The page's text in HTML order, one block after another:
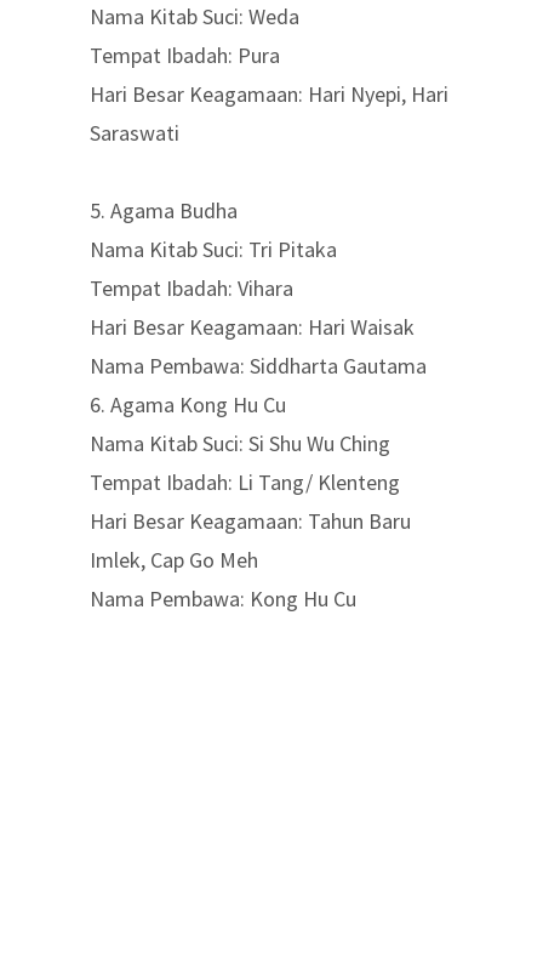
Nama Kitab Suci: Weda
Tempat Ibadah: Pura
Hari Besar Keagamaan: Hari Nyepi, Hari
Saraswati
5. Agama Budha
Nama Kitab Suci: Tri Pitaka
Tempat Ibadah: Vihara
Hari Besar Keagamaan: Hari Waisak
Nama Pembawa: Siddharta Gautama
6. Agama Kong Hu Cu
Nama Kitab Suci: Si Shu Wu Ching
Tempat Ibadah: Li Tang/ Klenteng
Hari Besar Keagamaan: Tahun Baru
Imlek, Cap Go Meh
Nama Pembawa: Kong Hu Cu